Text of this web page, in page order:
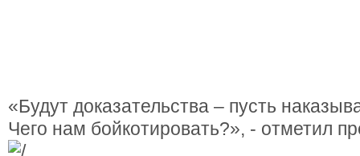
«Будут доказательства – пусть
Чего нам бойкотировать?», - отметил